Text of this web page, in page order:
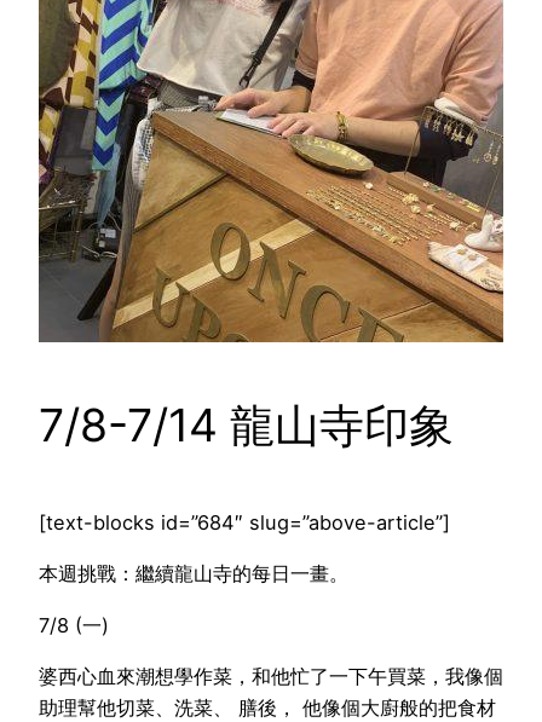
7/8-7/14 龍山寺印象
[text-blocks id=”684″ slug=”above-article”]
本週挑戰：繼續龍山寺的每日一畫。
7/8 (一)
婆西心血來潮想學作菜，和他忙了一下午買菜，我像個
助理幫他切菜、洗菜、 膳後， 他像個大廚般的把食材